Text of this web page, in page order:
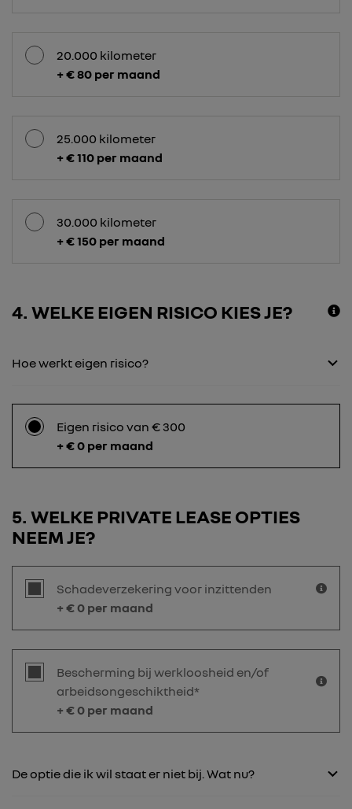
20.000 kilometer
+ € 80 per maand
25.000 kilometer
+ € 110 per maand
30.000 kilometer
+ € 150 per maand
4 WELKE EIGEN RISICO KIES JE?
Hoe werkt eigen risico?
Eigen risico van € 300
+ € 0 per maand
5 WELKE PRIVATE LEASE OPTIES
NEEM JE?
Schadeverzekering voor inzittenden
+ €0 per maand
Bescherming bij werkloosheid en/of
arbeidsongeschiktheid*
+ €0 per maand
De optie die ik wil staat er niet bij. Wat nu?